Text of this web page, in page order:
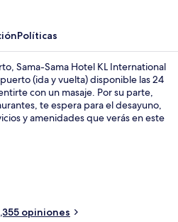
Políticas
Sama-Sama Hotel KL International
(ida y vuelta) disponible las 24
con un masaje. Por su parte,
te espera para el desayuno,
y amenidades que verás en este
maravillas de las amenidades
cómodas y el personal amable.
opiniones